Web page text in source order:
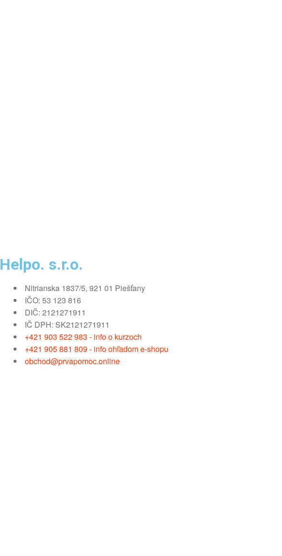
Helpo. s.r.o.
Nitrianska 1837/5, 921 01 Piešťany
IČO: 53 123 816
DIČ: 2121271911
IČ DPH: SK2121271911
+421 903 522 983 - info o kurzoch
+421 905 881 809 - info ohľadom e-shopu
obchod@prvapomoc.online